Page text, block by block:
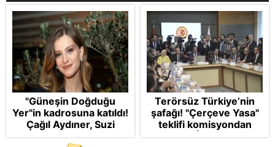
"Güneşin Doğduğu
Yer"in kadrosuna katıldı!
Çağıl Aydıner, Suzi
karakteriyle geliyor
Terörsüz Türkiye’nin
şafağı! "Çerçeve Yasa"
teklifi komisyondan
geçti: İP ve Yeni